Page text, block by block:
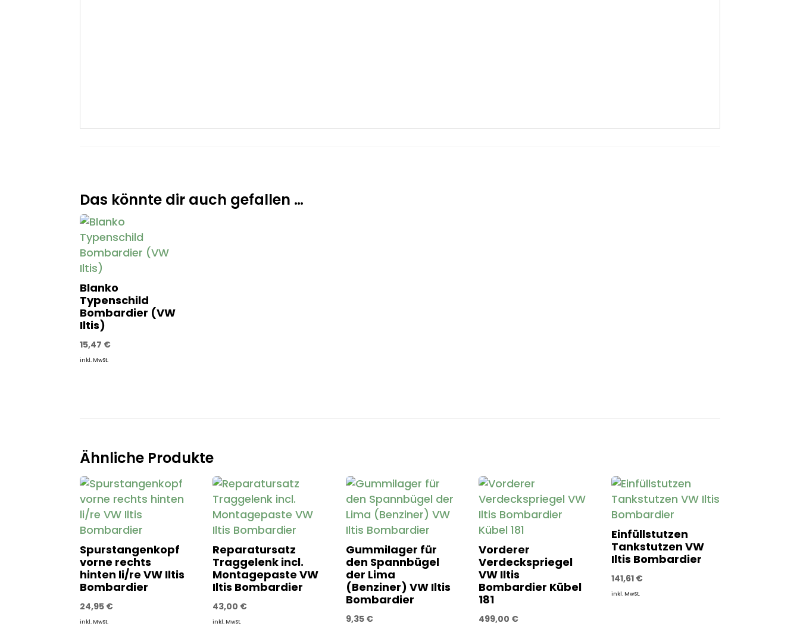
Das könnte dir auch gefallen …
Blanko
Typenschild
Bombardier (VW
Iltis)
15,47 €
inkl. MwSt.
Ähnliche Produkte
Spurstangenkopf
vorne rechts
hinten li/re VW Iltis
Bombardier
24,95 €
inkl. MwSt.
Reparatursatz
Traggelenk incl.
Montagepaste VW
Iltis Bombardier
43,00 €
inkl. MwSt.
Gummilager für
den Spannbügel
der Lima
(Benziner) VW Iltis
Bombardier
9,35 €
Vorderer
Verdeckspriegel
VW Iltis
Bombardier Kübel
181
499,00 €
Einfüllstutzen
Tankstutzen VW
Iltis Bombardier
141,61 €
inkl. MwSt.